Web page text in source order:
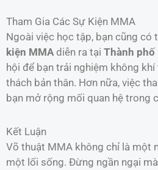
Tham Gia Các Sự Kiện MMA
Ngoài việc học tập, bạn cũng có
kiện MMA diễn ra tại Thành phố
hội để bạn trải nghiệm không
thách bản thân. Hơn nữa, việc
bạn mở rộng mối quan hệ trong
Kết Luận
Võ thuật MMA không chỉ là một
một lối sống. Đừng ngần ngại